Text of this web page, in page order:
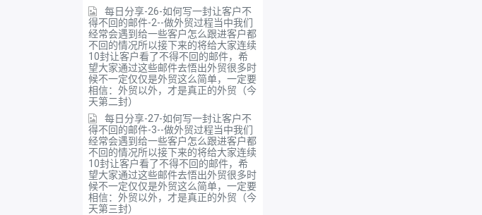
每日分享-26-如何写一封让客户不
得不回的邮件-2--做外贸过程当中我们
经常会遇到给一些客户怎么跟进客户都
不回的情况所以接下来的将给大家连续
10封让客户看了不得不回的邮件，希
望大家通过这些邮件去悟出外贸很多时
候不一定仅仅是外贸这么简单，一定要
相信：外贸以外，才是真正的外贸（今
天第二封）
每日分享-27-如何写一封让客户不
得不回的邮件-3--做外贸过程当中我们
经常会遇到给一些客户怎么跟进客户都
不回的情况所以接下来的将给大家连续
10封让客户看了不得不回的邮件，希
望大家通过这些邮件去悟出外贸很多时
候不一定仅仅是外贸这么简单，一定要
相信：外贸以外，才是真正的外贸（今
天第三封）